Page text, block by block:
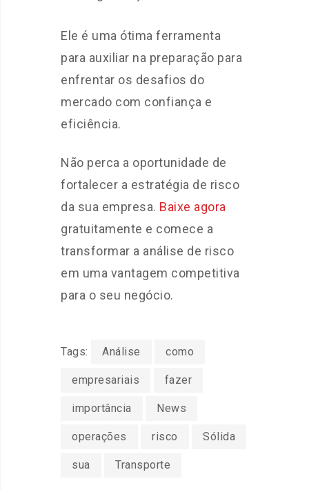
Ele é uma ótima ferramenta
para auxiliar na preparação para
enfrentar os desafios do
mercado com confiança e
eficiência.
Não perca a oportunidade de
fortalecer a estratégia de risco
da sua empresa. Baixe agora
gratuitamente e comece a
transformar a análise de risco
em uma vantagem competitiva
para o seu negócio.
Tags: Análise como
empresariais fazer
importância News
operações risco Sólida
sua Transporte